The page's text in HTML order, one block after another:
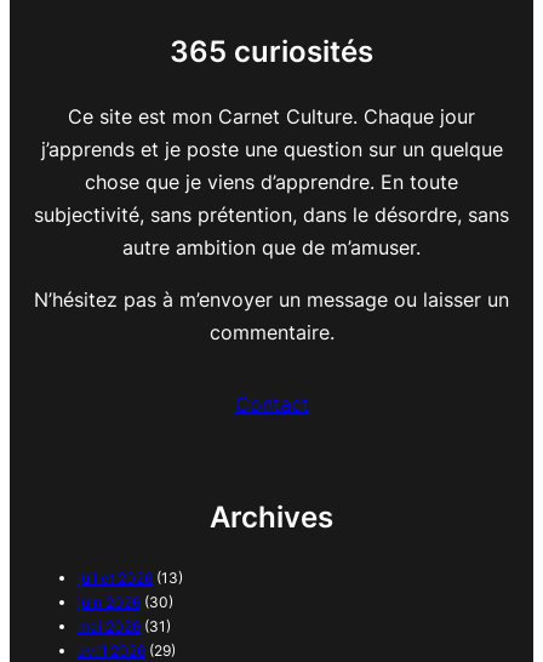
365 curiosités
Ce site est mon Carnet Culture. Chaque jour
j’apprends et je poste une question sur un quelque
chose que je viens d’apprendre. En toute
subjectivité, sans prétention, dans le désordre, sans
autre ambition que de m’amuser.
N’hésitez pas à m’envoyer un message ou laisser un
commentaire.
Contact
Archives
juillet 2026 (13)
juin 2026 (30)
mai 2026 (31)
avril 2026 (29)